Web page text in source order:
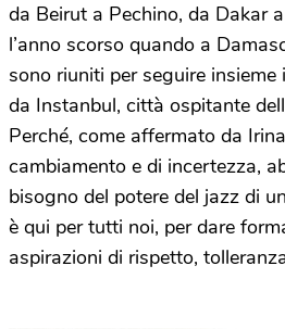
da Beirut a Pechino, da Dakar
l’anno scorso quando a
sono riuniti per seguire
da Instanbul, città ospitante
Perché, come affermato da
cambiamento e di incertezza,
bisogno del potere del jazz di
è qui per tutti noi, per dare
aspirazioni di rispetto,